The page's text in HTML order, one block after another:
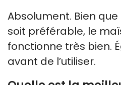
Absolument. Bien
soit préférable, le
fonctionne très bien.
avant de l’utiliser.